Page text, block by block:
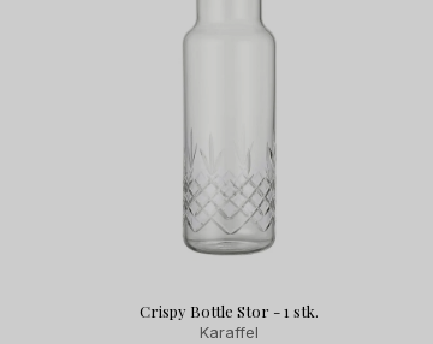
Crispy Bottle Stor - 1 stk.
Karaffel